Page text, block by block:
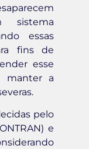
sistema
essas
fins de
esse
manter a
pelo
e